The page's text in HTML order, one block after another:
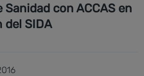
Sanidad con ACCAS en
del SIDA